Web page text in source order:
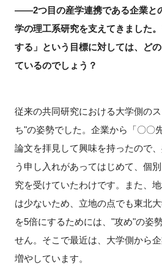
――2つ目の産学連携である企業と
学の理工系研究を支えてきました
する」という目標に対しては、ど
ているのでしょう？
従来の共同研究における大学側の
ち"の姿勢でした。企業から「〇
論文を拝見して興味を持ったので
う申し入れがあってはじめて、個
究を受けていたわけです。また、
は少ないため、立地の点でも東北
を5倍にするためには、"攻め"の姿
せん。そこで最近は、大学側から
増やしています。